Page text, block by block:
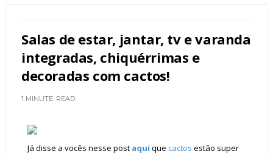
Salas de estar, jantar, tv e varanda
integradas, chiquérrimas e
decoradas com cactos!
1 MINUTE READ
Já disse a vocês nesse post aqui que cactos estão super